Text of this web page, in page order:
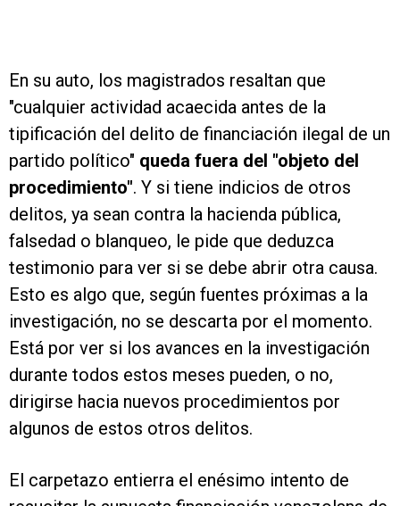
En su auto, los magistrados resaltan que
"cualquier actividad acaecida antes de la
tipificación del delito de financiación ilegal de un
partido político" queda fuera del "objeto del
procedimiento". Y si tiene indicios de otros
delitos, ya sean contra la hacienda pública,
falsedad o blanqueo, le pide que deduzca
testimonio para ver si se debe abrir otra causa.
Esto es algo que, según fuentes próximas a la
investigación, no se descarta por el momento.
Está por ver si los avances en la investigación
durante todos estos meses pueden, o no,
dirigirse hacia nuevos procedimientos por
algunos de estos otros delitos.
El carpetazo entierra el enésimo intento de